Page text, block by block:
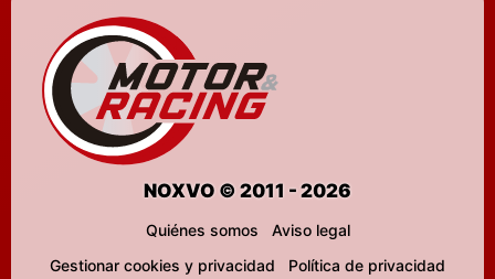
NOXVO © 2011 - 2026
Quiénes somos
Aviso legal
Gestionar cookies y privacidad
Política de privacidad